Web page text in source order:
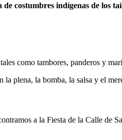
costumbres indígenas de los
como tambores, panderos y
plena, la bomba, la salsa y el
a la Fiesta de la Calle de